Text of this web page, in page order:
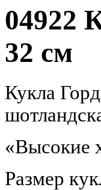
04922
32 см
Кукла
«Высокие
Размер